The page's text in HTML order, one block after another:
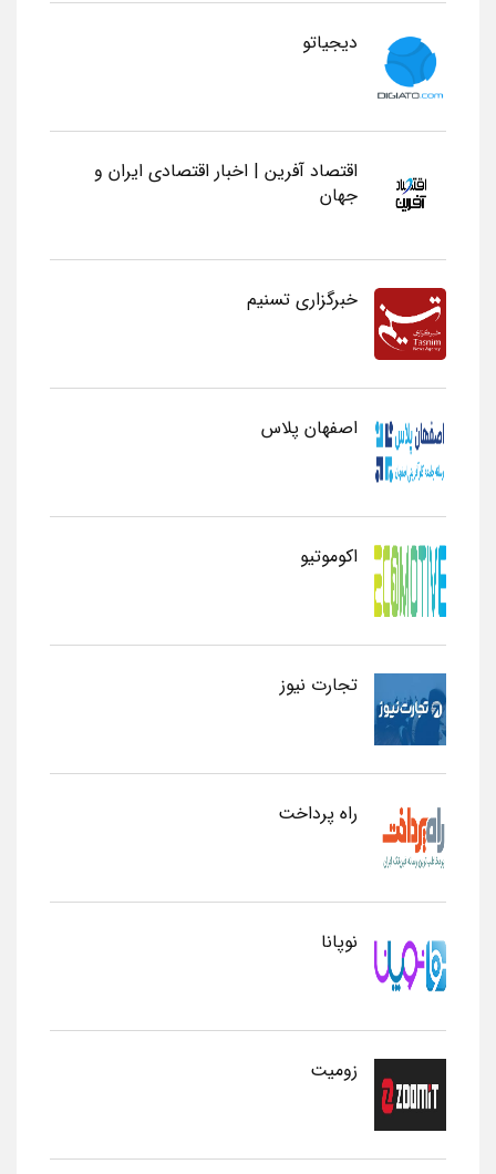
دیجیاتو
اقتصاد آفرین | اخبار اقتصادی ایران و
جهان
خبرگزاری تسنیم
اصفهان پلاس
اکوموتیو
تجارت نیوز
راه پرداخت
نوپانا
زومیت